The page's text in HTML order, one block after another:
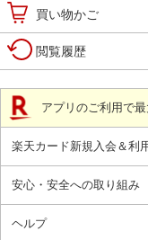
買い物かご
閲覧履歴
アプリのご利用で最
楽天カード新規入会＆利
安心・安全への取り組み
ヘルプ